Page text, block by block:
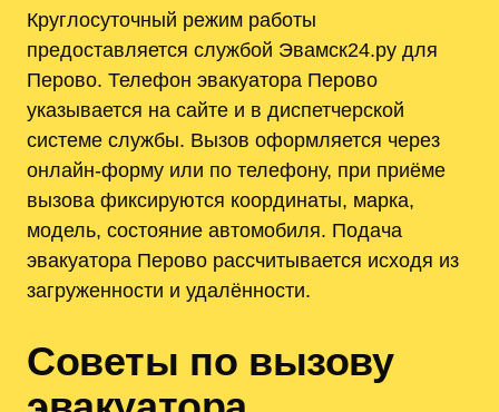
Круглосуточный режим работы
предоставляется службой Эвамск24.ру для
Перово. Телефон эвакуатора Перово
указывается на сайте и в диспетчерской
системе службы. Вызов оформляется через
онлайн‑форму или по телефону, при приёме
вызова фиксируются координаты, марка,
модель, состояние автомобиля. Подача
эвакуатора Перово рассчитывается исходя из
загруженности и удалённости.
Советы по вызову